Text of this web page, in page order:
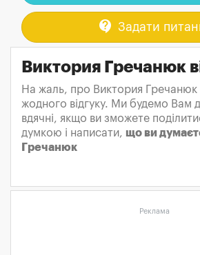
contact_support Задати
Виктория Гречанюк
На жаль, про Виктория
жодного відгуку. Ми будемо Вам
вдячні, якщо ви зможете
думкою і написати, що ви
Гречанюк
Реклама